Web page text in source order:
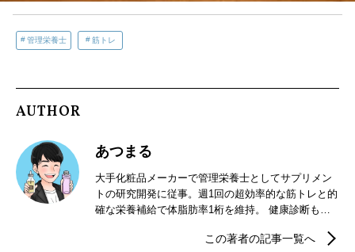
管理栄養士 筋トレ
AUTHOR
あつまる
大手化粧品メーカーで管理栄養士としてサプリメン
トの研究開発に従事。週1回の超効率的な筋トレと的
確な栄養補給で体脂肪率1桁を維持。 健康診断も生
ューしてきた化粧品は300品以上。内外美容を実践
この著者の記事一覧へ